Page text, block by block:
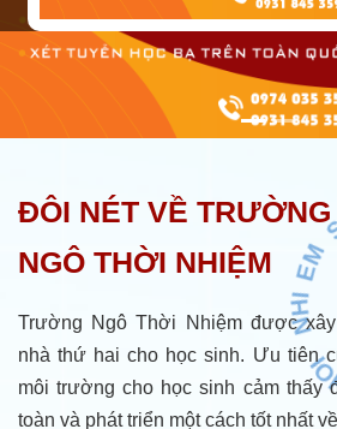
G
O
T
H
O
I
ĐÔI NÉT VỀ TRƯỜNG
NGÔ THỜI NHIỆM
Trường Ngô Thời Nhiệm được
nhà thứ hai cho học sinh. Ưu tiên
môi trường cho học sinh cảm thấy
toàn và phát triển một cách tốt nhất